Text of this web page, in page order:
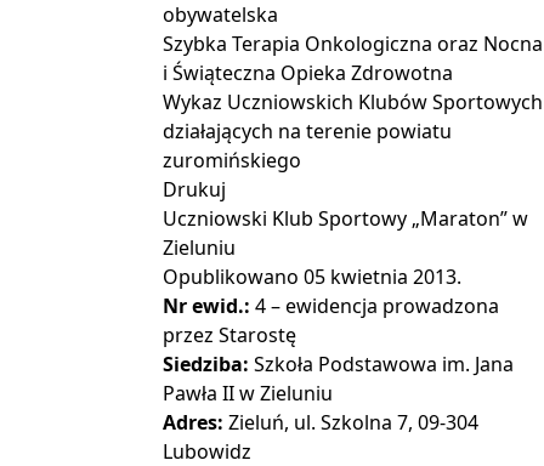
obywatelska
Szybka Terapia Onkologiczna oraz Nocna
i Świąteczna Opieka Zdrowotna
Wykaz Uczniowskich Klubów Sportowych
działających na terenie powiatu
zuromińskiego
Drukuj
Uczniowski Klub Sportowy „Maraton” w
Zieluniu
Opublikowano05 kwietnia 2013.
Nr ewid.:4 – ewidencja prowadzona
przez Starostę
Siedziba:Szkoła Podstawowa im. Jana
Pawła II w Zieluniu
Adres:Zieluń, ul. Szkolna 7, 09-304
Lubowidz